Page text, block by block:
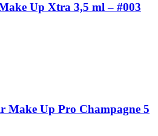
Up Xtra 3,5 ml – #003
Up Pro Champagne 5